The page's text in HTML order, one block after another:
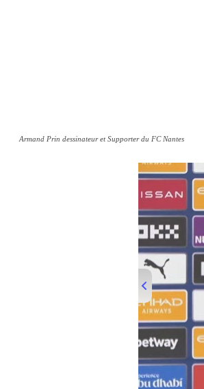
Armand Prin dessinateur et Supporter du FC Nantes